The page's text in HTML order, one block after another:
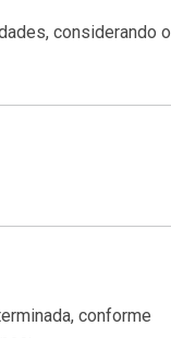
considerando o
conforme